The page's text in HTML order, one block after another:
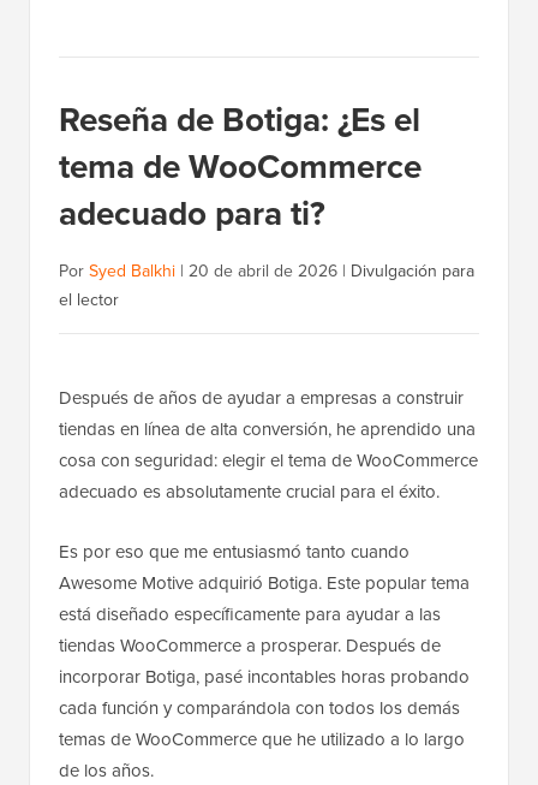
Reseña de Botiga: ¿Es el
tema de WooCommerce
adecuado para ti?
Por Syed Balkhi | 20 de abril de 2026 | Divulgación para
el lector
Después de años de ayudar a empresas a construir
tiendas en línea de alta conversión, he aprendido una
cosa con seguridad: elegir el tema de WooCommerce
adecuado es absolutamente crucial para el éxito.
Es por eso que me entusiasmó tanto cuando
Awesome Motive adquirió Botiga. Este popular tema
está diseñado específicamente para ayudar a las
tiendas WooCommerce a prosperar. Después de
incorporar Botiga, pasé incontables horas probando
cada función y comparándola con todos los demás
temas de WooCommerce que he utilizado a lo largo
de los años.